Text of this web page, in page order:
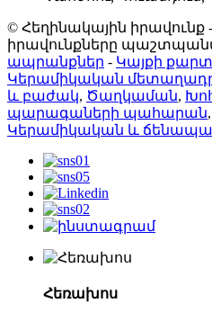
© Հեղինակային իրավունք -
իրավունքները
ապրանքներ - Կայքի
Կերամիկական
և բաժակ, Ծաղկաման,
պարագաների պահարան,
Կերամիկական և
Հեռախոս